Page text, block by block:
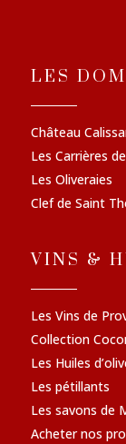
LES
Château
Les Carrières
Les Oliveraies
Clef de Saint
VINS &
Les Vins de
Collection
Les Huiles
Les pétillants
Les savons de
Acheter nos